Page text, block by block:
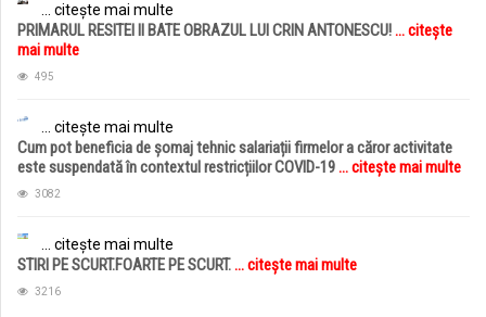
... citește mai multe
PRIMARUL RESITEI II BATE OBRAZUL LUI CRIN ANTONESCU!... citește
mai multe
495
... citește mai multe
Cum pot beneficia de șomaj tehnic salariații firmelor a căror activitate
este suspendată în contextul restricțiilor COVID-19... citește mai multe
3082
... citește mai multe
STIRI PE SCURT.FOARTE PE SCURT.... citește mai multe
3216